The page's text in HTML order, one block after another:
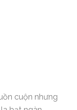
cuộn nhưng